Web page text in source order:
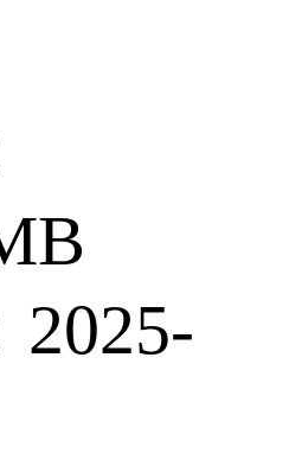
2025-